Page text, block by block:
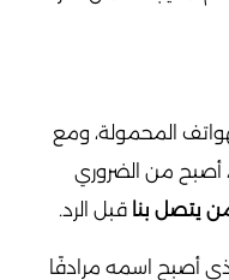
المحمولة، ومع
أصبح من الضروري
يتصل بنا قبل الرد.
أصبح اسمه مرادفًا